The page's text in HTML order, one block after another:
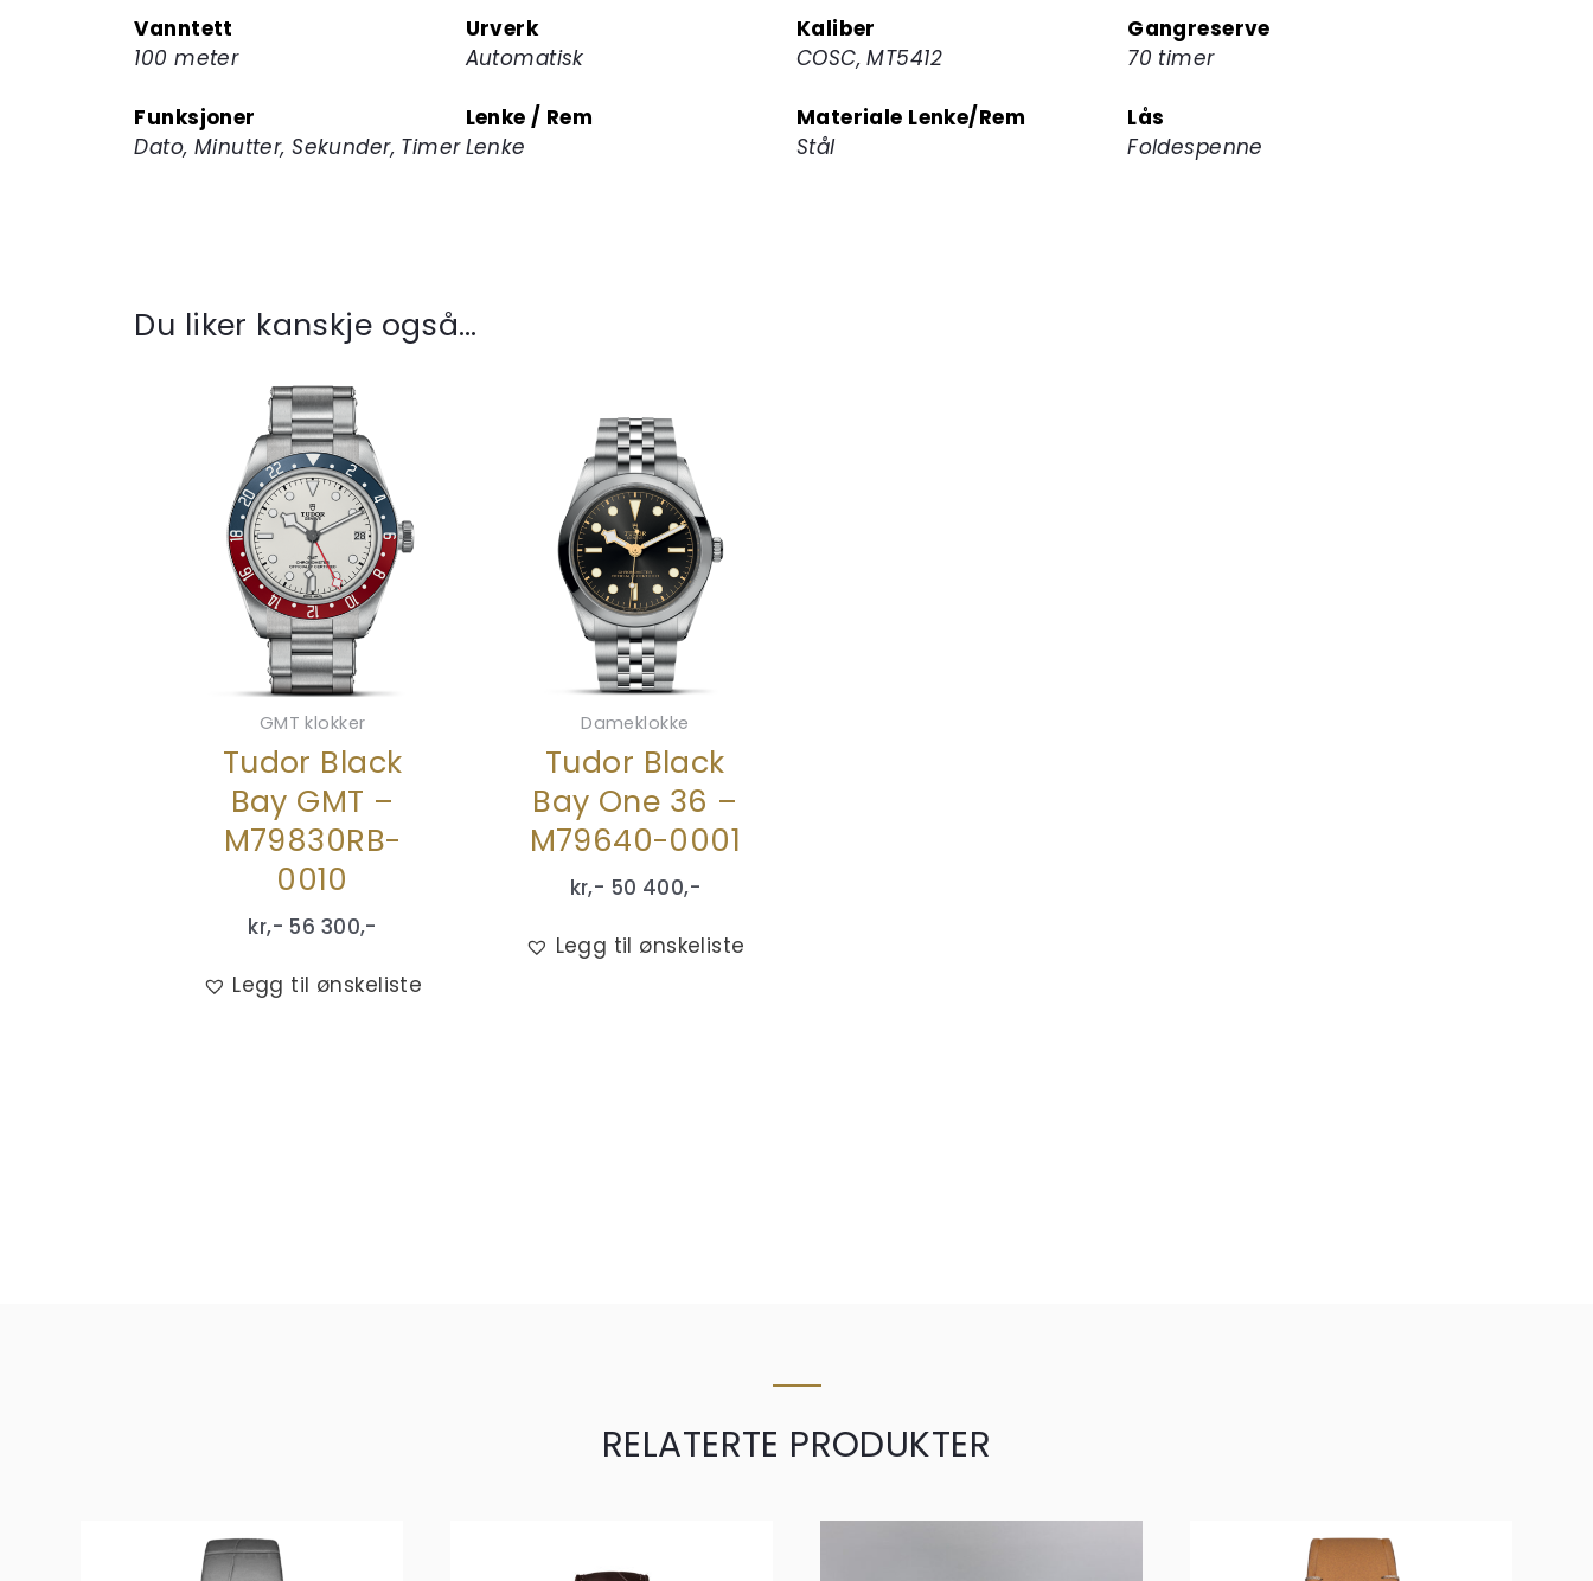
Vanntett
100 meter
Urverk
Automatisk
Kaliber
COSC, MT5412
Gangreserve
70 timer
Funksjoner
Dato, Minutter, Sekunder, Timer
Lenke / Rem
Lenke
Materiale Lenke/Rem
Stål
Lås
Foldespenne
Du liker kanskje også…
GMT klokker
Tudor Black
Bay GMT –
M79830RB-
0010
kr,- 56 300,-
Legg til ønskeliste
Dameklokke
Tudor Black
Bay One 36 –
M79640-0001
kr,- 50 400,-
Legg til ønskeliste
RELATERTE PRODUKTER